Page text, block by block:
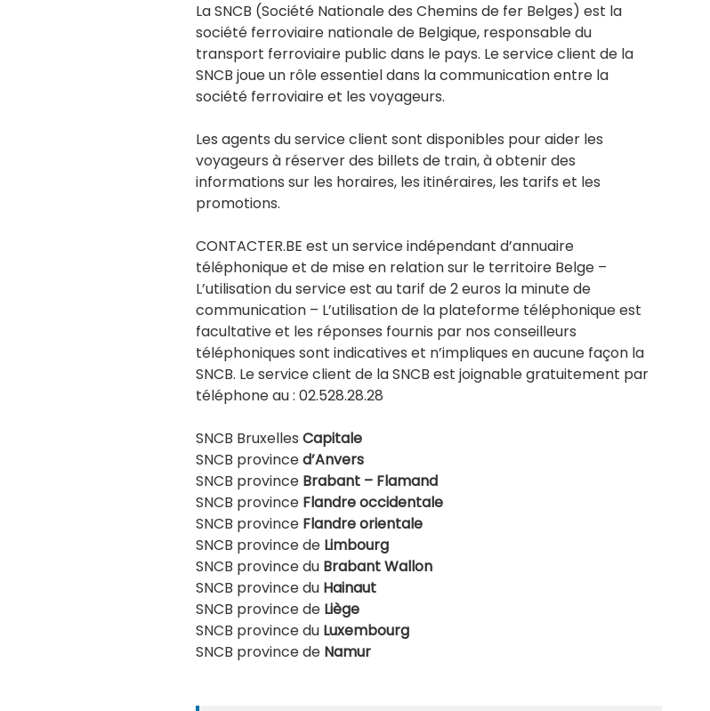
La SNCB (Société Nationale des Chemins de fer Belges) est la
société ferroviaire nationale de Belgique, responsable du
transport ferroviaire public dans le pays. Le service client de la
SNCB joue un rôle essentiel dans la communication entre la
société ferroviaire et les voyageurs.
Les agents du service client sont disponibles pour aider les
voyageurs à réserver des billets de train, à obtenir des
informations sur les horaires, les itinéraires, les tarifs et les
promotions.
CONTACTER.BE est un service indépendant d’annuaire
téléphonique et de mise en relation sur le territoire Belge –
L’utilisation du service est au tarif de 2 euros la minute de
communication – L’utilisation de la plateforme téléphonique est
facultative et les réponses fournis par nos conseilleurs
téléphoniques sont indicatives et n’impliques en aucune façon la
SNCB. Le service client de la SNCB est joignable gratuitement par
téléphone au : 02.528.28.28
SNCB Bruxelles Capitale
SNCB provinced’Anvers
SNCB province Brabant – Flamand
SNCB province Flandre occidentale
SNCB province Flandre orientale
SNCB province de Limbourg
SNCB province du Brabant Wallon
SNCB province du Hainaut
SNCB province de Liège
SNCB province du Luxembourg
SNCB province de Namur